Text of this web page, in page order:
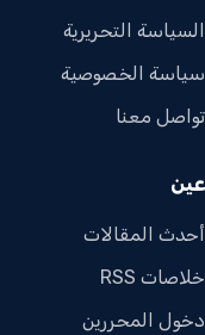
السياسة التحريرية
سياسة الخصوصية
تواصل معنا
عين
أحدث المقالات
خلاصات RSS
دخول المحررين